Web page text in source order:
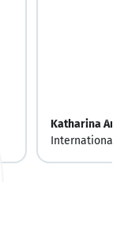
Katharina
International